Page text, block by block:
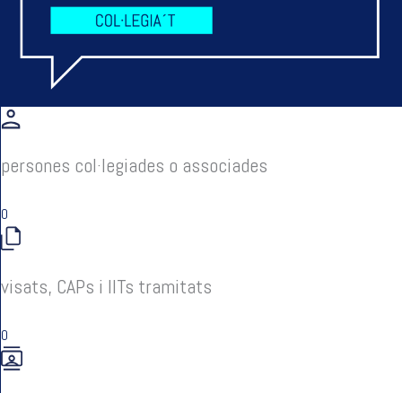
persones col·legiades o associades
0
visats, CAPs i IITs tramitats
0